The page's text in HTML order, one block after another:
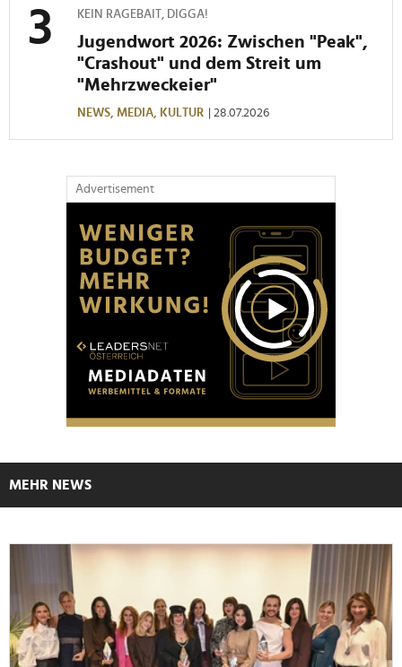
KEIN RAGEBAIT, DIGGA!
Jugendwort 2026: Zwischen "Peak",
"Crashout" und dem Streit um
"Mehrzweckeier"
NEWS, MEDIA, KULTUR | 28.07.2026
Advertisement
MEHR NEWS